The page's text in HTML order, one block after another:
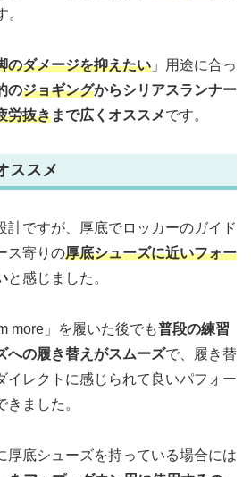
。
のダメージを抑えたい 」用途に合っ
のジョギングからシリアスランナー
労抜きまで広くオススメです。
ススメ
計ですが、厚底でロッカーのガイド
ス寄りの厚底シューズに近いフォー
と感じました。
more」を履いた後でも普段の練習
への履き替えがスムーズで、履き替
イレクトに感じられて良いパフォー
ました。
厚底シューズを持っている場合には